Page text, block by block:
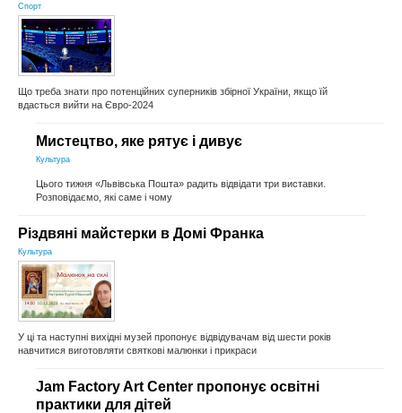
Спорт
Що треба знати про потенційних суперників збірної України, якщо їй
вдасться вийти на Євро-2024
Мистецтво, яке рятує і дивує
Культура
Цього тижня «Львівська Пошта» радить відвідати три виставки.
Розповідаємо, які саме і чому
Різдвяні майстерки в Домі Франка
Культура
У ці та наступні вихідні музей пропонує відвідувачам від шести років
навчитися виготовляти святкові малюнки і прикраси
Jam Factory Art Center пропонує освітні
практики для дітей